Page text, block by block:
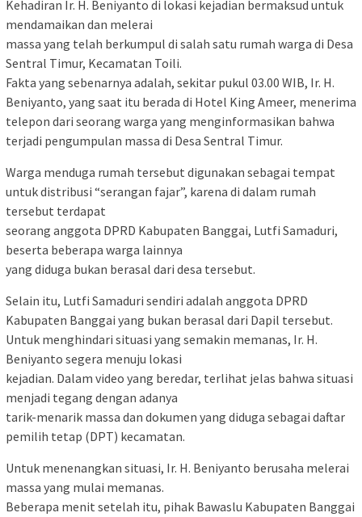
Kehadiran Ir. H. Beniyanto di lokasi kejadian bermaksud untuk
mendamaikan dan melerai
massa yang telah berkumpul di salah satu rumah warga di Desa
Sentral Timur, Kecamatan Toili.
Fakta yang sebenarnya adalah, sekitar pukul 03.00 WIB, Ir. H.
Beniyanto, yang saat itu berada di Hotel King Ameer, menerima
telepon dari seorang warga yang menginformasikan bahwa
terjadi pengumpulan massa di Desa Sentral Timur.
Warga menduga rumah tersebut digunakan sebagai tempat
untuk distribusi “serangan fajar”, karena di dalam rumah
tersebut terdapat
seorang anggota DPRD Kabupaten Banggai, Lutfi Samaduri,
beserta beberapa warga lainnya
yang diduga bukan berasal dari desa tersebut.
Selain itu, Lutfi Samaduri sendiri adalah anggota DPRD
Kabupaten Banggai yang bukan berasal dari Dapil tersebut.
Untuk menghindari situasi yang semakin memanas, Ir. H.
Beniyanto segera menuju lokasi
kejadian. Dalam video yang beredar, terlihat jelas bahwa situasi
menjadi tegang dengan adanya
tarik-menarik massa dan dokumen yang diduga sebagai daftar
pemilih tetap (DPT) kecamatan.
Untuk menenangkan situasi, Ir. H. Beniyanto berusaha melerai
massa yang mulai memanas.
Beberapa menit setelah itu, pihak Bawaslu Kabupaten Banggai